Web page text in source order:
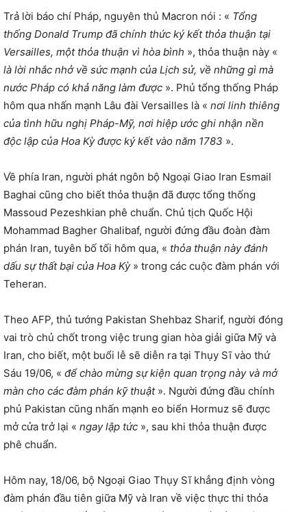
Trả lời báo chí Pháp, nguyên thủ Macron nói : « Tổng
thống Donald Trump đã chính thức ký kết thỏa thuận tại
Versailles, một thỏa thuận vì hòa bình », thỏa thuận này «
là lời nhắc nhở về sức mạnh của Lịch sử, về những gì mà
nước Pháp có khả năng làm được ». Phủ tổng thống Pháp
hôm qua nhấn mạnh Lâu đài Versailles là « nơi linh thiêng
của tình hữu nghị Pháp-Mỹ, nơi hiệp ước ghi nhận nền
độc lập của Hoa Kỳ được ký kết vào năm 1783 ».
Về phía Iran, người phát ngôn bộ Ngoại Giao Iran Esmail
Baghai cũng cho biết thỏa thuận đã được tổng thống
Massoud Pezeshkian phê chuẩn. Chủ tịch Quốc Hội
Mohammad Bagher Ghalibaf, người đứng đầu đoàn đàm
phán Iran, tuyên bố tối hôm qua, « thỏa thuận này đánh
dấu sự thất bại của Hoa Kỳ» trong các cuộc đàm phán với
Teheran.
Theo AFP, thủ tướng Pakistan Shehbaz Sharif, người đóng
vai trò chủ chốt trong việc trung gian hòa giải giữa Mỹ và
Iran, cho biết, một buổi lễ sẽ diễn ra tại Thụy Sĩ vào thứ
Sáu 19/06, « để chào mừng sự kiện quan trọng này và mở
màn cho các đàm phán kỹ thuật». Người đứng đầu chính
phủ Pakistan cũng nhấn mạnh eo biển Hormuz sẽ được
mở cửa trở lại « ngay lập tức », sau khi thỏa thuận được
phê chuẩn.
Hôm nay, 18/06, bộ Ngoại Giao Thụy Sĩ khẳng định vòng
đàm phán đầu tiên giữa Mỹ và Iran về việc thực thi thỏa